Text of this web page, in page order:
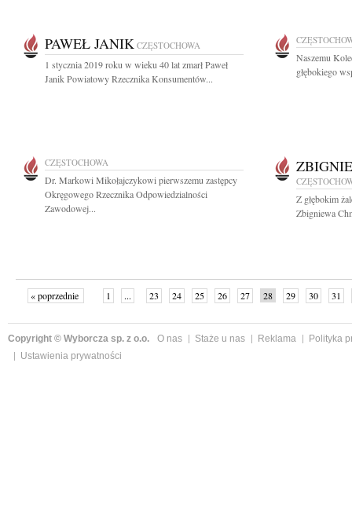
PAWEŁ JANIK CZĘSTOCHOWA
1 stycznia 2019 roku w wieku 40 lat zmarł Paweł
Janik Powiatowy Rzecznika Konsumentów...
Naszemu
głębokiego
CZĘSTOCHOWA
Dr. Markowi Mikołajczykowi pierwszemu zastępcy
Okręgowego Rzecznika Odpowiedzialności
Zawodowej...
Z głębokim
Zbigniewa
« poprzednie 1 ... 23 24 25 26 27 28 29 30
31
Copyright © Wyborcza sp. z o.o. O nas Staże u nas Reklama
Polityka
Ustawienia prywatności